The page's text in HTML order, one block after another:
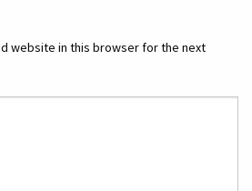
website in this browser for the next